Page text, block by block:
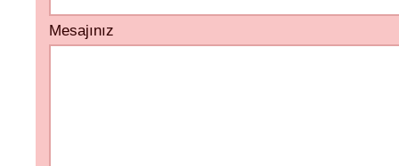
Mesajınız